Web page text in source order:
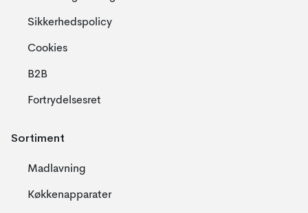
Sikkerhedspolicy
Cookies
B2B
Fortrydelsesret
Sortiment
Madlavning
Køkkenapparater